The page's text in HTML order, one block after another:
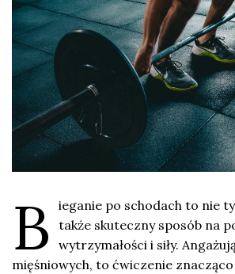
B
ieganie po schodach to nie
także skuteczny sposób na
wytrzymałości i siły.
mięśniowych, to ćwiczenie